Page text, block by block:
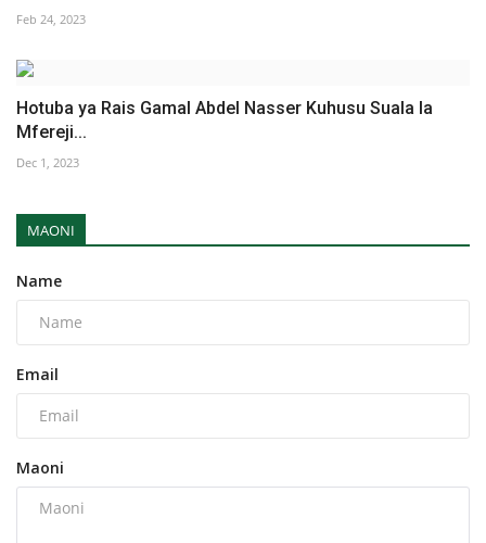
Feb 24, 2023
Hotuba ya Rais Gamal Abdel Nasser Kuhusu Suala la
Mfereji...
Dec 1, 2023
MAONI
Name
Email
Maoni